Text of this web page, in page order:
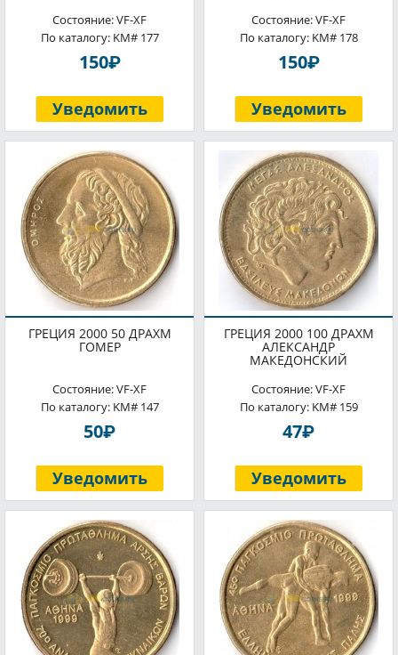
Состояние: VF-XF
По каталогу: KM# 177
150P
Уведомить
Состояние: VF-XF
По каталогу: KM# 178
150P
Уведомить
ГРЕЦИЯ 2000 50 ДРАХМ
ГОМЕР
Состояние: VF-XF
По каталогу: KM# 147
50P
Уведомить
ГРЕЦИЯ 2000 100 ДРАХМ
АЛЕКСАНДР
МАКЕДОНСКИЙ
Состояние: VF-XF
По каталогу: KM# 159
47P
Уведомить